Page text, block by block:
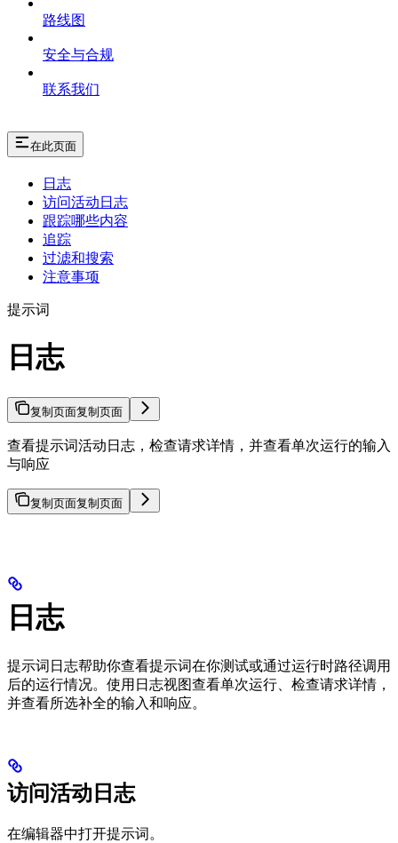
路线图
安全与合规
联系我们
在此页面
日志
访问活动日志
跟踪哪些内容
追踪
过滤和搜索
注意事项
提示词
日志
复制页面复制页面
查看提示词活动日志，检查请求详情，并查看单次运行的输入
与响应
复制页面复制页面
日志
提示词日志帮助你查看提示词在你测试或通过运行时路径调用
后的运行情况。使用日志视图查看单次运行、检查请求详情，
并查看所选补全的输入和响应。
访问活动日志
在编辑器中打开提示词。